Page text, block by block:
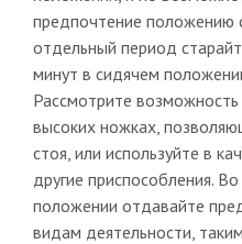
предпочтение положению
отдельный период
минут в сидячем
Рассмотрите возможность
высоких ножках,
стоя, или используйте в
другие приспособления.
положении отдавайте
видам деятельности,